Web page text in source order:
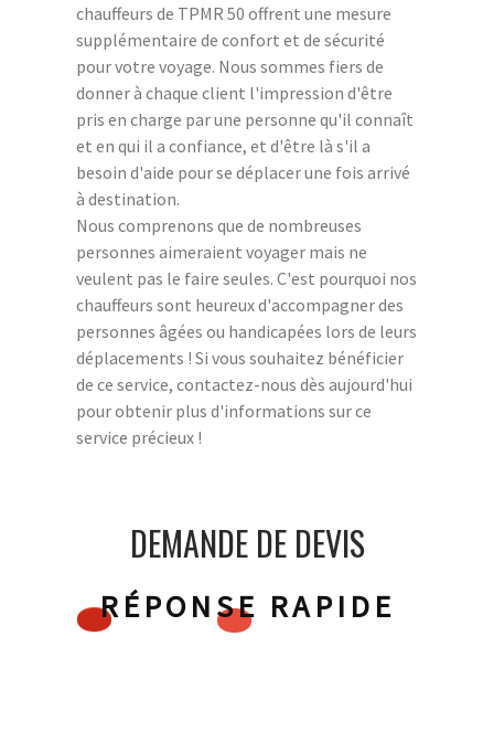
chauffeurs de TPMR 50 offrent une mesure
supplémentaire de confort et de sécurité
pour votre voyage. Nous sommes fiers de
donner à chaque client l'impression d'être
pris en charge par une personne qu'il connaît
et en qui il a confiance, et d'être là s'il a
besoin d'aide pour se déplacer une fois arrivé
à destination.
Nous comprenons que de nombreuses
personnes aimeraient voyager mais ne
veulent pas le faire seules. C'est pourquoi nos
chauffeurs sont heureux d'accompagner des
personnes âgées ou handicapées lors de leurs
déplacements ! Si vous souhaitez bénéficier
de ce service, contactez-nous dès aujourd'hui
pour obtenir plus d'informations sur ce
service précieux !
DEMANDE DE DEVIS
RÉPONSE RAPIDE